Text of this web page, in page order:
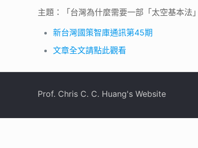
主題：「台灣為什麼需要一部「太空基本法
新台灣國策智庫通訊第45期
文章全文請點此觀看
Prof. Chris C. C. Huang's Website